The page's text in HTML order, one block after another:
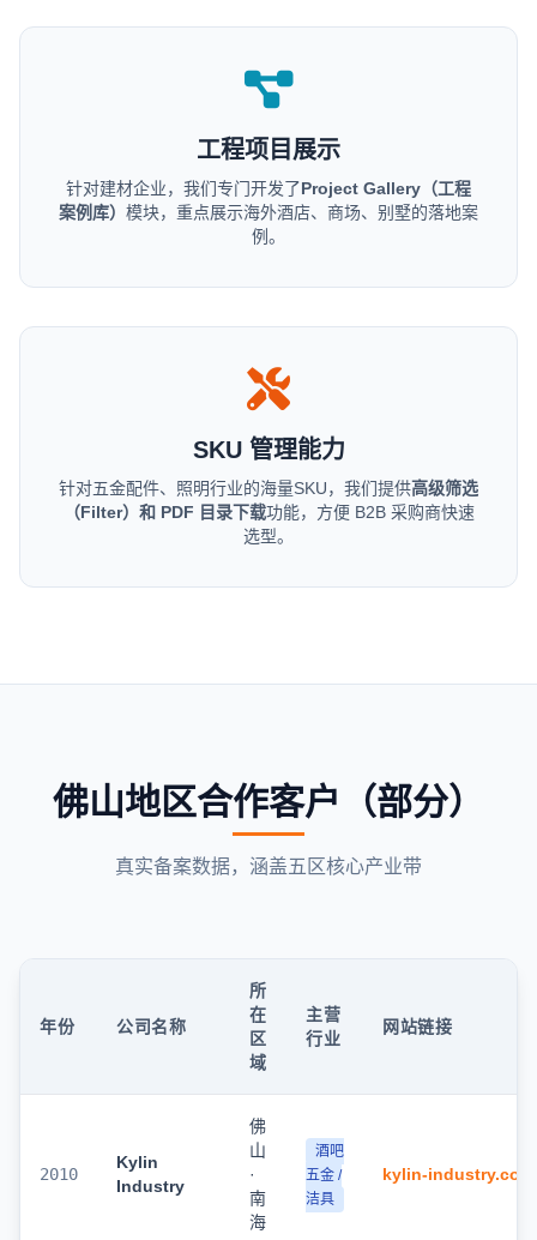
工程项目展示
针对建材企业，我们专门开发了Project Gallery（工程
案例库） 模块，重点展示海外酒店、商场、别墅的落地案
例。
SKU 管理能力
针对五金配件、照明行业的海量SKU，我们提供高级筛选
（Filter）和 PDF 目录下载功能，方便 B2B 采购商快速
选型。
佛山地区合作客户（部分）
真实备案数据，涵盖五区核心产业带
年份 公司名称
所
在
区
域
主营
行业
网站链接
2010
Kylin
Industry
佛
山
·
南
海
酒吧
五金 /
洁具
kylin-industry.com